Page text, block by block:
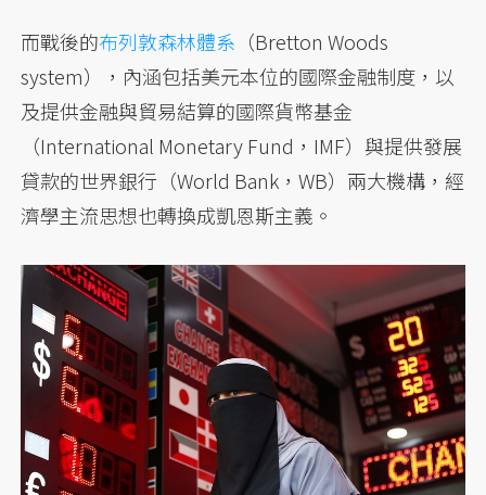
而戰後的布列敦森林體系 （Bretton Woods
system），內涵包括美元本位的國際金融制度，以
及提供金融與貿易結算的國際貨幣基金
（International Monetary Fund，IMF）與提供發展
貸款的世界銀行（World Bank，WB）兩大機構，經
濟學主流思想也轉換成凱恩斯主義。